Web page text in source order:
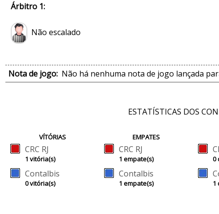
Árbitro 1:
Não escalado
Nota de jogo: Não há nenhuma nota de jogo lançada
ESTATÍSTICAS DOS
VÍTÓRIAS
CRC RJ
1 vitória(s)
Contalbis
0 vitória(s)
EMPATES
CRC RJ
1 empate(s)
Contalbis
1 empate(s)
0
1